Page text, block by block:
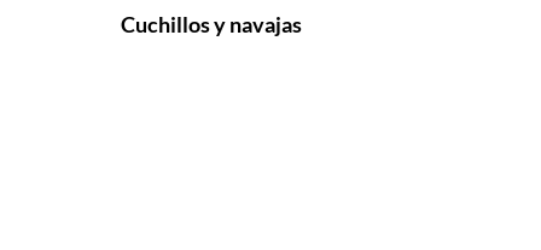
Cuchillos y navajas